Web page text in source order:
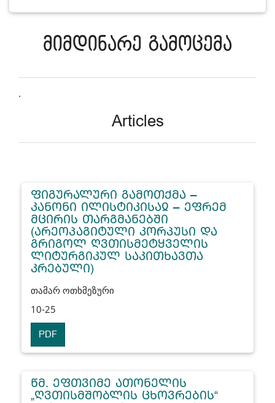
მიმდინარე გამოცემა
.
Articles
ᲤᲘᲒᲣᲠᲐᲚᲣᲠᲘ ᲒᲐᲛᲝᲗᲥᲛᲐ –
ᲙᲐᲜᲝᲜᲘ ᲘᲚᲘᲡᲢᲘᲙᲘᲡᲐᲲ – ᲔᲤᲠᲔᲛ
ᲛᲪᲘᲠᲘᲡ ᲗᲐᲠᲒᲛᲐᲜᲔᲑᲨᲘ
(ᲐᲠᲔᲝᲞᲐᲒᲘᲢᲣᲚᲘ ᲙᲝᲠᲞᲣᲡᲘ ᲓᲐ
ᲒᲠᲘᲒᲝᲚ ᲦᲕᲗᲘᲡᲛᲔᲢᲧᲕᲔᲚᲘᲡ
ᲚᲘᲢᲣᲠᲒᲘᲙᲣᲚ ᲡᲐᲙᲘᲗᲮᲐᲕᲗᲐ
ᲙᲠᲔᲑᲣᲚᲘ)
თამარ ოთხმეზური
10-25
PDF
ᲬᲛ. ᲔᲤᲗᲕᲘᲛᲔ ᲐᲗᲝᲜᲔᲚᲘᲡ
„ᲦᲕᲗᲘᲡᲛᲨᲝᲑᲚᲘᲡ ᲪᲮᲝᲕᲠᲔᲑᲘᲡ“